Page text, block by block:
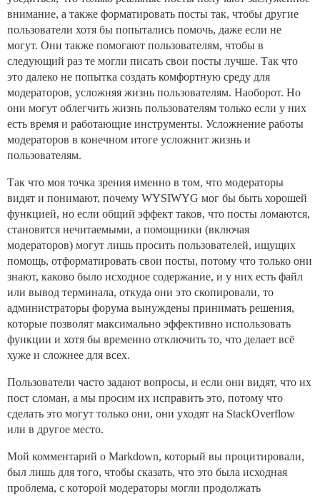
внимание, а также форматировать посты так, чтобы другие
пользователи хотя бы попытались помочь, даже если не
могут. Они также помогают пользователям, чтобы в
следующий раз те могли писать свои посты лучше. Так что
это далеко не попытка создать комфортную среду для
модераторов, усложняя жизнь пользователям. Наоборот. Но
они могут облегчить жизнь пользователям только если у них
есть время и работающие инструменты. Усложнение работы
модераторов в конечном итоге усложнит жизнь и
пользователям.
Так что моя точка зрения именно в том, что модераторы
видят и понимают, почему WYSIWYG мог бы быть хорошей
функцией, но если общий эффект таков, что посты ломаются,
становятся нечитаемыми, а помощники (включая
модераторов) могут лишь просить пользователей, ищущих
помощь, отформатировать свои посты, потому что только они
знают, каково было исходное содержание, и у них есть файл
или вывод терминала, откуда они это скопировали, то
администраторы форума вынуждены принимать решения,
которые позволят максимально эффективно использовать
функции и хотя бы временно отключить то, что делает всё
хуже и сложнее для всех.
Пользователи часто задают вопросы, и если они видят, что их
пост сломан, а мы просим их исправить это, потому что
сделать это могут только они, они уходят на StackOverflow
или в другое место.
Мой комментарий о Markdown, который вы процитировали,
был лишь для того, чтобы сказать, что это была исходная
проблема, с которой модераторы могли продолжать